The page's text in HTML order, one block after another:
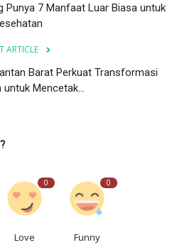
Punya 7 Manfaat Luar Biasa untuk
ARTICLE
Barat Perkuat Transformasi
untuk Mencetak...
0
Love
0
Funny